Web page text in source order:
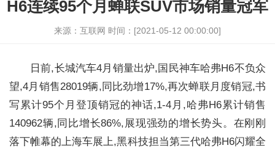
H6连续95个月蝉联SUV市场销量冠军
来源：互联网 时间：[2021-05-12 00:00:00]
日前,长城汽车4月销量出炉,国民神车哈弗H6不负众
望,4月销售28019辆,同比劲增17%,再次蝉联月度销冠,书
写累计95个月登顶销冠的神话,1-4月,哈弗H6累计销售
140962辆,同比增长86%,展现强劲的增长势头。在刚刚
落下帷幕的上海车展上,黑科技担当第三代哈弗H6闪耀全